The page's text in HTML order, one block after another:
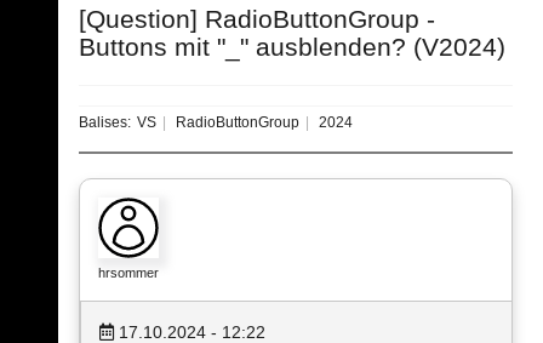
[Question] RadioButtonGroup -
Buttons mit "_" ausblenden? (V2024)
Balises: VS RadioButtonGroup 2024
hrsommer
17.10.2024 - 12:22